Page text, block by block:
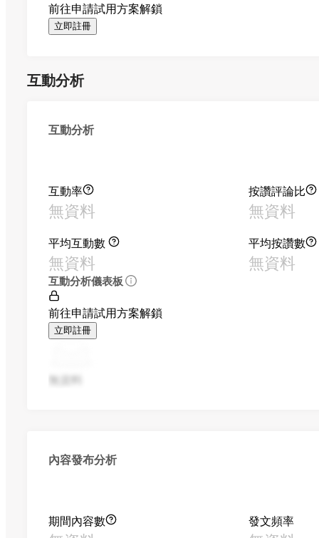
前往申請試用方案解鎖
立即註冊
互動分析
互動分析
互動率
無資料
按讚評論比
無資料
平均互動數
無資料
平均按讚數
無資料
互動分析儀表板
前往申請試用方案解鎖
立即註冊
無資料
內容發布分析
期間內容數 發文頻率